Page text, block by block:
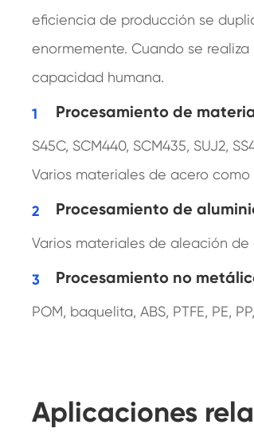
eficiencia de producción se
enormemente. Cuando se
capacidad humana.
Procesamiento de
S45C, SCM440, SCM435, SUJ2,
Varios materiales de acero como
Procesamiento de
Varios materiales de aleación de
Procesamiento no
POM, baquelita, ABS, PTFE, PE,
Aplicaciones